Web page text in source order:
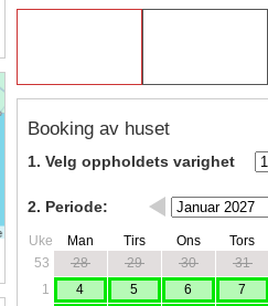
Booking av huset
1. Velg oppholdets varighet
2. Periode:
Uke Man Tirs Ons Tors
53
28 29 30 31
1
4 5 6 7